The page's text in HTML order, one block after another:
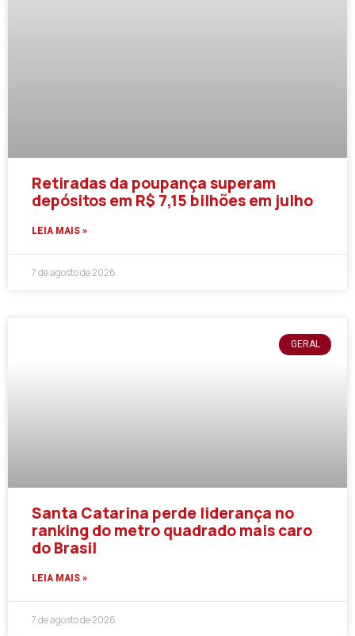
Retiradas da poupança superam
depósitos em R$ 7,15 bilhões em julho
LEIA MAIS »
7 de agosto de 2026
GERAL
Santa Catarina perde liderança no
ranking do metro quadrado mais caro
do Brasil
LEIA MAIS »
7 de agosto de 2026